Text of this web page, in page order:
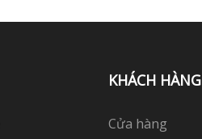
KHÁCH HÀNG
Cửa hàng